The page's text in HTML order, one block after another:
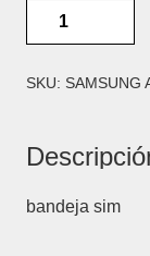
A10S
BANDEJA
SKU: SAMSUNG
bandeja sim